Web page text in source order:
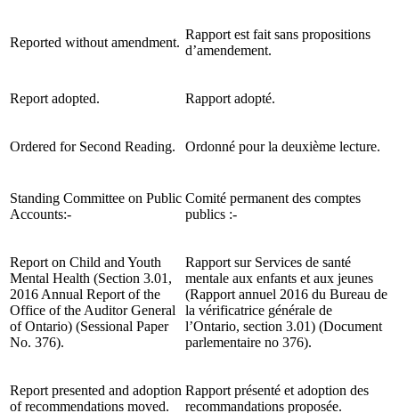
Reported without amendment.
Rapport est fait sans propositions
d’amendement.
Report adopted. Rapport adopté.
Ordered for Second Reading. Ordonné pour la deuxième lecture.
Standing Committee on Public
Accounts:-
Comité permanent des comptes
publics :-
Report on Child and Youth
Mental Health (Section 3.01,
2016 Annual Report of the
Office of the Auditor General
of Ontario) (Sessional Paper
No. 376).
Rapport sur Services de santé
mentale aux enfants et aux jeunes
(Rapport annuel 2016 du Bureau de
la vérificatrice générale de
l’Ontario, section 3.01) (Document
parlementaire no 376).
Report presented and adoption
of recommendations moved.
Rapport présenté et adoption des
recommandations proposée.